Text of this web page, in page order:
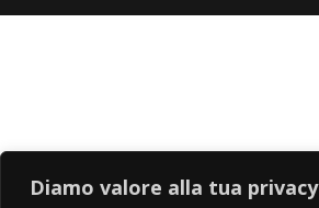
Diamo valore alla tua privacy